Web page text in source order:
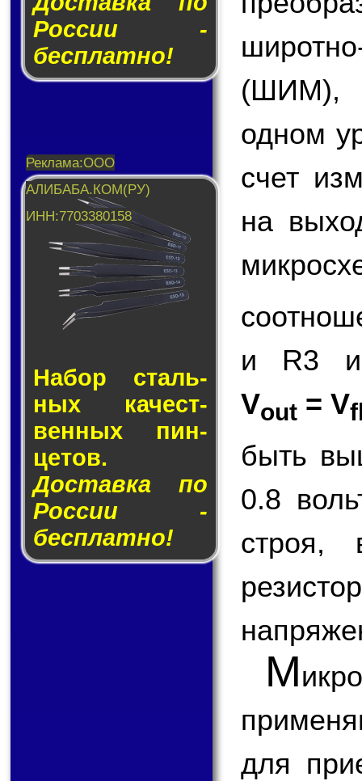
России -
бесплатно!
Набор сталь­
ных ка­чест­
вен­ных пин­
це­тов.
Доставка по
России -
бесплатно!
(ШИМ),
одном
счет
на
и R3 и
Vout = V
быть
0.8
строя,
М
для